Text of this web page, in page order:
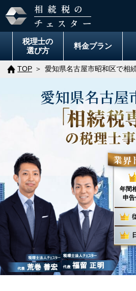
税理士の
選び方
料金プラン
TOP 愛知県名古屋市昭和区で相
愛知県名古屋
年間
申